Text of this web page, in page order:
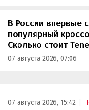
В России впервые
популярный
Сколько стоит
07 августа 2026, 07:06
07 августа 2026, 15:42